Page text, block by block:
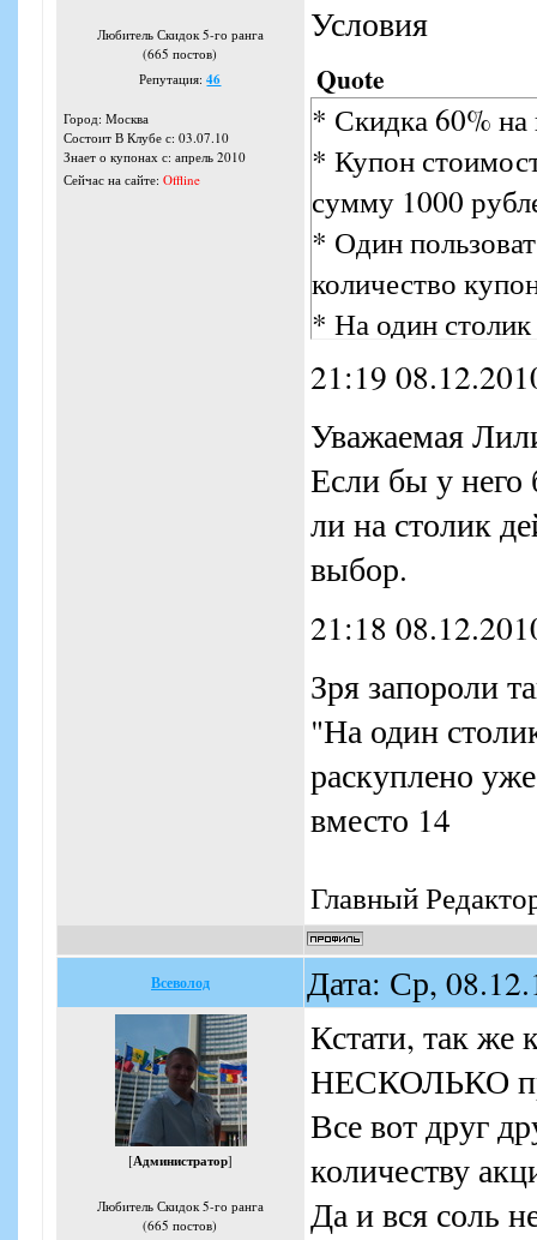
Любитель Скидок 5-го ранга
(665 постов)
Репутация:46
Город: Москва
Состоит В Клубе с: 03.07.10
Знает о купонах с: апрель 2010
Сейчас на сайте: Offline
Условия
Quote
* Скидка 60%
* Купон
сумму 1000
* Один
количество
* На один
* Необходим
* Скидка по
* Сумму,
доплатить
* Правила
* Купон
21:19
Уважаемая
Если бы у него
ли на столик
выбор.
21:18
Зря запороли
"На один
раскуплено
вместо 14
Главный
Всеволод Дата: Ср,
[Администратор]
Любитель Скидок 5-го ранга
(665 постов)
Кстати, так же
НЕСКОЛЬКО
Все вот друг
количеству
Да и вся соль